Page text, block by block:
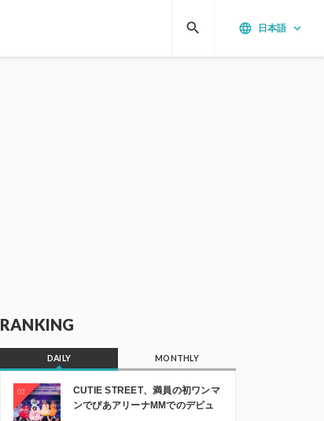
language 日本語 keyboard_arrow_down
search
RANKING
DAILY MONTHLY
01
CUTIE STREET、満員の初ワンマ
ンでぴあアリーナMMでのデビュ